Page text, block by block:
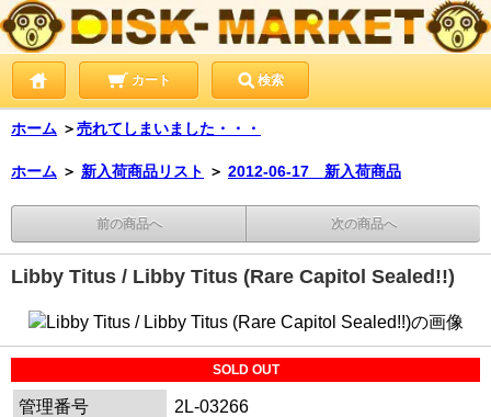
カート 検索
ホーム ＞売れてしまいました・・・
ホーム ＞ 新入荷商品リスト ＞ 2012-06-17 新入荷商品
前の商品へ 次の商品へ
Libby Titus / Libby Titus (Rare Capitol Sealed!!)
SOLD OUT
管理番号
2L-03266